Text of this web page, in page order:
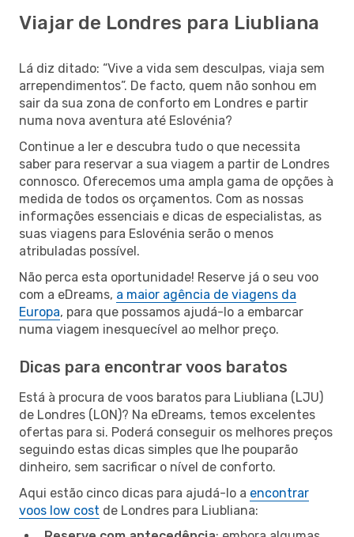
Viajar de Londres para Liubliana
Lá diz ditado: “Vive a vida sem desculpas, viaja sem
arrependimentos”. De facto, quem não sonhou em
sair da sua zona de conforto em Londres e partir
numa nova aventura até Eslovénia?
Continue a ler e descubra tudo o que necessita
saber para reservar a sua viagem a partir de Londres
connosco. Oferecemos uma ampla gama de opções à
medida de todos os orçamentos. Com as nossas
informações essenciais e dicas de especialistas, as
suas viagens para Eslovénia serão o menos
atribuladas possível.
Não perca esta oportunidade! Reserve já o seu voo
com a eDreams, a maior agência de viagens da
Europa, para que possamos ajudá-lo a embarcar
numa viagem inesquecível ao melhor preço.
Dicas para encontrar voos baratos
Está à procura de voos baratos para Liubliana (LJU)
de Londres (LON)? Na eDreams, temos excelentes
ofertas para si. Poderá conseguir os melhores preços
seguindo estas dicas simples que lhe pouparão
dinheiro, sem sacrificar o nível de conforto.
Aqui estão cinco dicas para ajudá-lo a encontrar
voos low cost de Londres para Liubliana: